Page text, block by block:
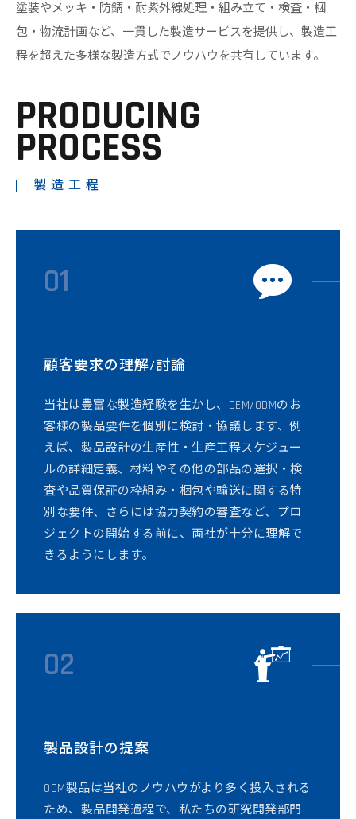
塗装やメッキ・防錆・耐紫外線処理・組み立て・検査・梱
包・物流計画など、一貫した製造サービスを提供し、製造工
程を超えた多様な製造方式でノウハウを共有しています。
PRODUCING
PROCESS
製造工程
01
顧客要求の理解/討論
当社は豊富な製造経験を生かし、OEM/ODMのお
客様の製品要件を個別に検討・協議します、例
えば、製品設計の生産性・生産工程スケジュー
ルの詳細定義、材料やその他の部品の選択・検
査や品質保証の枠組み・梱包や輸送に関する特
別な要件、さらには協力契約の審査など、プロ
ジェクトの開始する前に、両社が十分に理解で
きるようにします。
02
製品設計の提案
ODM製品は当社のノウハウがより多く投入される
ため、製品開発過程で、私たちの研究開発部門